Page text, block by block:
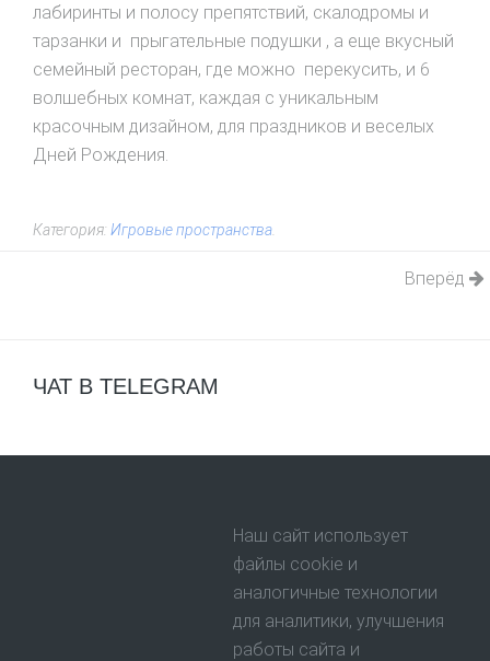
лабиринты и полосу препятствий, скалодромы и
тарзанки и прыгательные подушки , а еще вкусный
семейный ресторан, где можно перекусить, и 6
волшебных комнат, каждая с уникальным
красочным дизайном, для праздников и веселых
Дней Рождения.
Категория: Игровые пространства
Вперёд
ЧАТ В TELEGRAM
Наш сайт использует
файлы cookie и
аналогичные технологии
для аналитики, улучшения
работы сайта и